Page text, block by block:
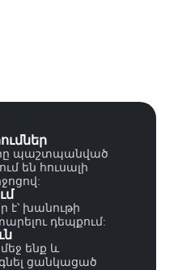
պաշտպանված
են հուսալի
է՝ խանութի
դեպքում:
ենք և
ցանկացած